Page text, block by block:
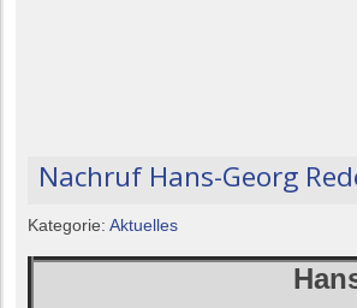
Nachruf Hans-Georg
Kategorie:Aktuelles